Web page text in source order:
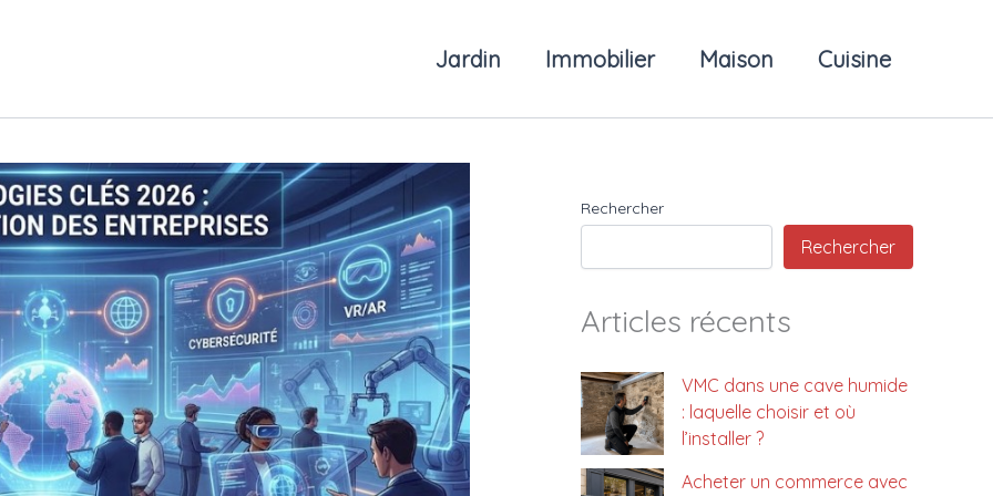
Jardin Immobilier Maison Cuisine
Rechercher
Rechercher
Articles récents
VMC dans une cave humide
: laquelle choisir et où
l’installer ?
Acheter un commerce avec